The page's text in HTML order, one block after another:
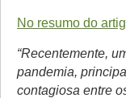
No resumo do
“Recentemente,
pandemia,
contagiosa entre